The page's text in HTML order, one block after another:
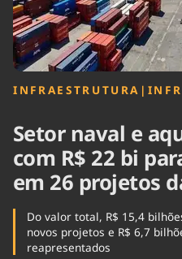
INFRAESTRUTURA |
Setor naval e
com R$ 22 bi
em 26 projetos
Do valor total, R$ 15,4
novos projetos e R$ 6,7
reapresentados